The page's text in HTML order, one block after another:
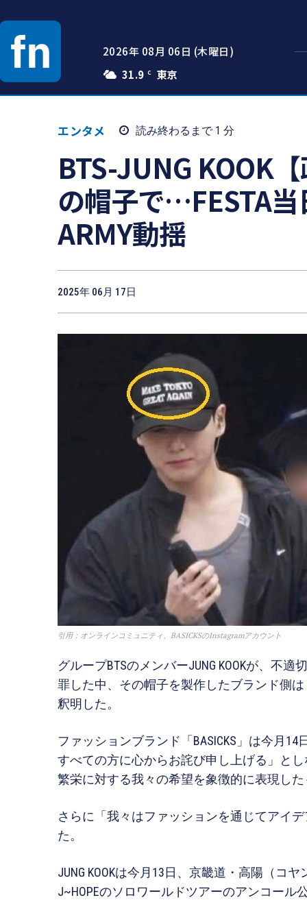
2026年 08月 06日 (木曜日)
31.9 C
エンタメ 読み終わるまで 1 分
BTS-JUNG KOOK
の帽子で…FESTA
ARMY動揺
2025年 06月 17日
引用：オンラインコミュニティ、BASICKSのInstagramアカウント
グループBTSのメンバーJUNG KOOKが、不
罪した中、その帽子を製作したブランド側
釈明した。
ファッションブランド「BASICKS」は今月
すべての方に心からお詫び申し上げる」と
繁栄に対する我々の希望を象徴的に表現し
さらに「我々はファッションを通じてアイ
た。
JUNG KOOKは今月13日、京畿道・高陽（コ
J~HOPEのソロワールドツアーのアンコール